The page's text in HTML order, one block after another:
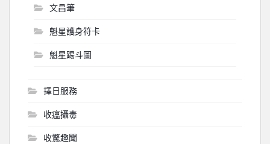
文昌筆
魁星護身符卡
魁星踢斗圖
擇日服務
收瘟攝毒
收驚趣聞